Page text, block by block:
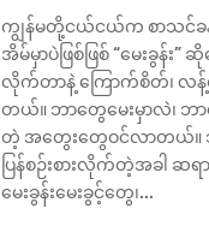
ကျွန်မတို့ငယ်ငယ်က စာသင်ခန်
အိမ်မှာပဲဖြစ်ဖြစ် “မေးခွန်း
လိုက်တာနဲ့ ကြောက်စိတ်၊ လ
တယ်။ ဘာတွေမေးမှာလဲ၊
တဲ့ အတွေးတွေဝင်လာတယ်။
ပြန်စဉ်းစားလိုက်တဲ့အခါ
မေးခွန်းမေးခွင့်တွေ၊...